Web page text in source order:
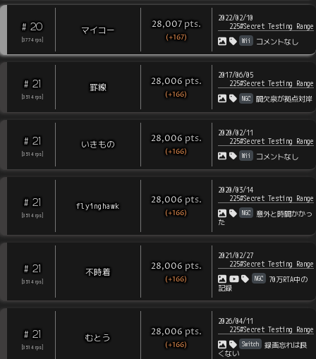
# 20
3774 rps
マイコー 28,007 pts.
(+167)
2022/02/10
225#Secret Testing Range
Wii コメントなし
# 21
3514 rps
罫線 28,006 pts.
(+166)
2017/06/05
225#Secret Testing Range
NGC 間欠泉が拠点対岸
# 21
3514 rps
いきもの 28,006 pts.
(+166)
2020/02/11
225#Secret Testing Range
Wii コメントなし
# 21
3514 rps
flyinghawk 28,006 pts.
(+166)
2020/03/14
225#Secret Testing Range
NGC
意外と時間かかっ
た
# 21
3514 rps
不時着 28,006 pts.
(+166)
2021/02/27
225#Secret Testing Range
NGC
70万RTA中の
記録
# 21
3514 rps
むとう 28,006 pts.
(+166)
2026/04/11
225#Secret Testing Range
Switch
録画忘れは良
くない